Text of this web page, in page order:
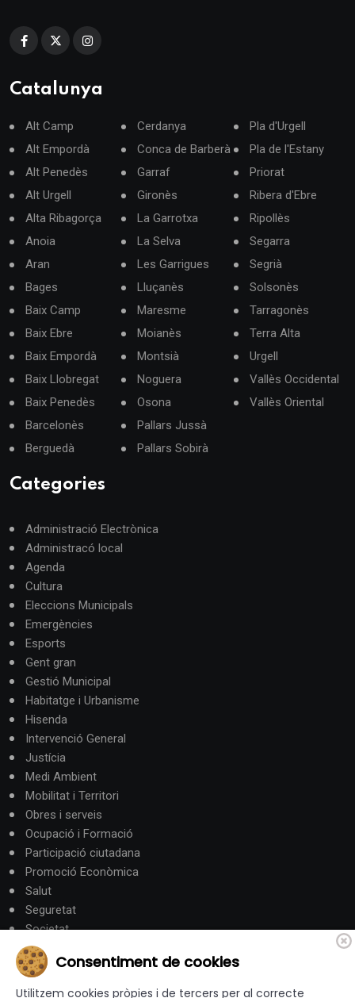
Catalunya
Alt Camp
Alt Empordà
Alt Penedès
Alt Urgell
Alta Ribagorça
Anoia
Aran
Bages
Baix Camp
Baix Ebre
Baix Empordà
Baix Llobregat
Baix Penedès
Barcelonès
Berguedà
Cerdanya
Conca de Barberà
Garraf
Gironès
La Garrotxa
La Selva
Les Garrigues
Lluçanès
Maresme
Moianès
Montsià
Noguera
Osona
Pallars Jussà
Pallars Sobirà
Pla d'Urgell
Pla de l'Estany
Priorat
Ribera d'Ebre
Ripollès
Segarra
Segrià
Solsonès
Tarragonès
Terra Alta
Urgell
Vallès Occidental
Vallès Oriental
Categories
Administració Electrònica
Administracó local
Agenda
Cultura
Eleccions Municipals
Emergències
Esports
Gent gran
Gestió Municipal
Habitatge i Urbanisme
Hisenda
Intervenció General
Justícia
Medi Ambient
Mobilitat i Territori
Obres i serveis
Ocupació i Formació
Participació ciutadana
Promoció Econòmica
Salut
Seguretat
Societat
Turisme
Altres Canals
Consentiment de cookies
Utilitzem cookies pròpies i de tercers per al correcte